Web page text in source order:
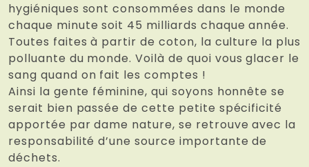
hygiéniques sont consommées dans le monde
chaque minute soit 45 milliards chaque année.
Toutes faites à partir de coton, la culture la plus
polluante du monde. Voilà de quoi vous glacer le
sang quand on fait les comptes !
Ainsi la gente féminine, qui soyons honnête se
serait bien passée de cette petite spécificité
apportée par dame nature, se retrouve avec la
responsabilité d’une source importante de
déchets.